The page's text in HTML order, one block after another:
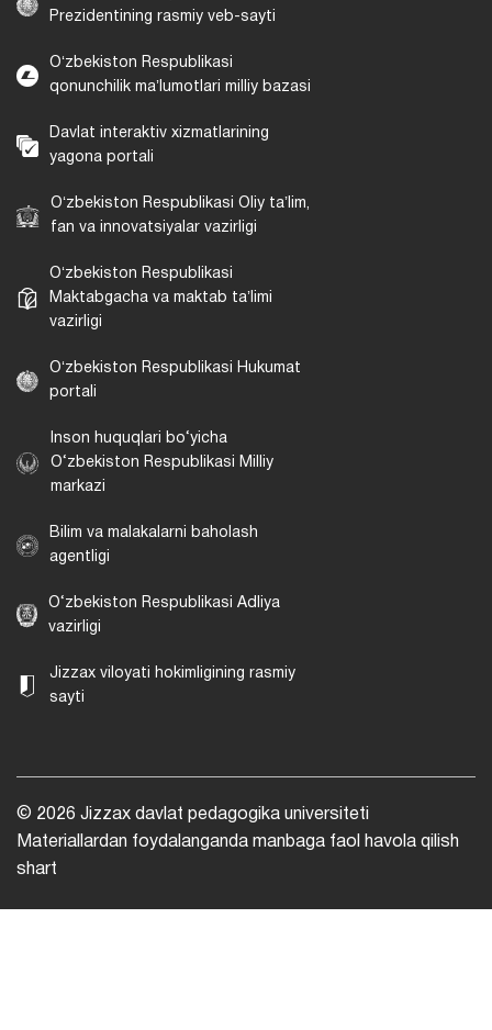
Prezidentining rasmiy veb-sayti
Oʻzbekiston Respublikasi
qonunchilik maʼlumotlari milliy bazasi
Davlat interaktiv xizmatlarining
yagona portali
Oʻzbekiston Respublikasi Oliy taʼlim,
fan va innovatsiyalar vazirligi
Oʻzbekiston Respublikasi
Maktabgacha va maktab taʼlimi
vazirligi
Oʻzbekiston Respublikasi Hukumat
portali
Inson huquqlari bo‘yicha
O‘zbekiston Respublikasi Milliy
markazi
Bilim va malakalarni baholash
agentligi
O‘zbekiston Respublikasi Adliya
vazirligi
Jizzax viloyati hokimligining rasmiy
sayti
© 2026 Jizzax davlat pedagogika universiteti
Materiallardan foydalanganda manbaga faol havola qilish
shart